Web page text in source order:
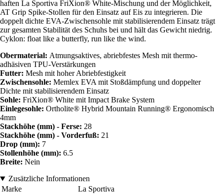
haften La Sportiva FriXion® White-Mischung und der Möglichkeit,
AT Grip Spike-Stollen für den Einsatz auf Eis zu integrieren. Die
doppelt dichte EVA-Zwischensohle mit stabilisierendem Einsatz trägt
zur gesamten Stabilität des Schuhs bei und hält das Gewicht niedrig.
Cyklon: float like a butterfly, run like the wind.
Obermaterial: Atmungsaktives, abriebfestes Mesh mit thermo-
adhäsiven TPU-Verstärkungen
Futter: Mesh mit hoher Abriebfestigkeit
Zwischensohle: Memlex EVA mit Stoßdämpfung und doppelter
Dichte mit stabilisierendem Einsatz
Sohle: FriXion® White mit Impact Brake System
Einlegesohle: Ortholite® Hybrid Mountain Running® Ergonomisch
4mm
Stackhöhe (mm) - Ferse: 28
Stackhöhe (mm) - Vorderfuß: 21
Drop (mm): 7
Stollenhöhe (mm): 6.5
Breite: Nein
Zusätzliche Informationen
Marke
La Sportiva